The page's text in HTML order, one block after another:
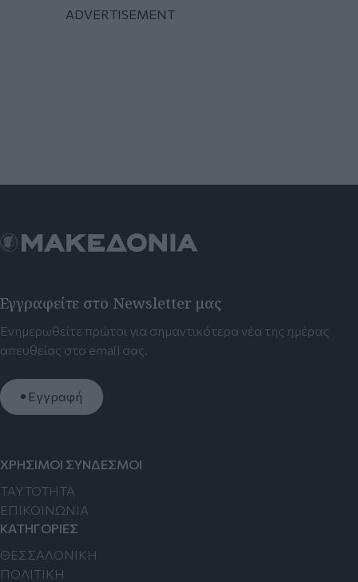
Εγγραφείτε στο Newsletter μας
Ενημερωθείτε πρώτοι για σημαντικότερα νέα της ημέρας
απευθείας στο email σας.
Εγγραφή
ΧΡΗΣΙΜΟΙ ΣΥΝΔΕΣΜΟΙ
TAYTOTHTA
ΕΠΙΚΟΙΝΩΝΙΑ
ΚΑΤΗΓΟΡΙΕΣ
ΘΕΣΣΑΛΟΝΙΚΗ
ΠΟΛΙΤΙΚΗ